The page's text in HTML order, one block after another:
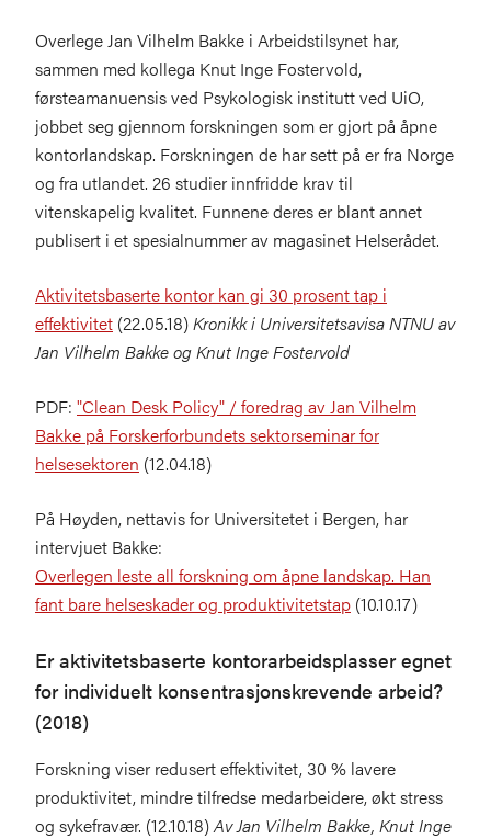
Overlege Jan Vilhelm Bakke i Arbeidstilsynet har,
sammen med kollega Knut Inge Fostervold,
førsteamanuensis ved Psykologisk institutt ved UiO,
jobbet seg gjennom forskningen som er gjort på åpne
kontorlandskap. Forskningen de har sett på er fra Norge
og fra utlandet. 26 studier innfridde krav til
vitenskapelig kvalitet. Funnene deres er blant annet
publisert i et spesialnummer av magasinet Helserådet.
Aktivitetsbaserte kontor kan gi 30 prosent tap i
effektivitet (22.05.18)Kronikk i Universitetsavisa NTNU av
Jan Vilhelm Bakke og Knut Inge Fostervold
PDF: "Clean Desk Policy" / foredrag av Jan Vilhelm
Bakke på Forskerforbundets sektorseminar for
helsesektoren (12.04.18)
På Høyden, nettavis for Universitetet i Bergen, har
intervjuet Bakke:
Overlegen leste all forskning om åpne landskap. Han
fant bare helseskader og produktivitetstap (10.10.17)
Er aktivitetsbaserte kontorarbeidsplasser egnet
for individuelt konsentrasjonskrevende arbeid?
(2018)
Forskning viser redusert effektivitet, 30 % lavere
produktivitet, mindre tilfredse medarbeidere, økt stress
og sykefravær. (12.10.18)Av Jan Vilhelm Bakke, Knut Inge